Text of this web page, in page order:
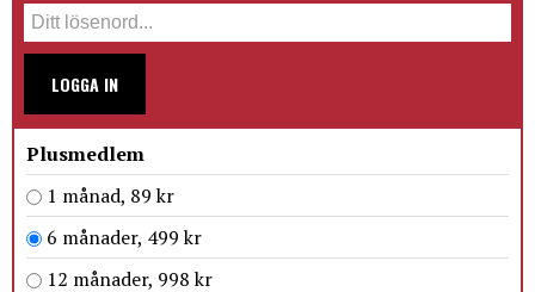
LOGGA IN
Plusmedlem
1 månad, 89 kr
6 månader, 499 kr
12 månader, 998 kr